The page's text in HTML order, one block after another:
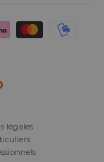
légales